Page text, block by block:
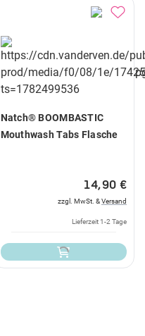
Natch® BOOMBASTIC
Mouthwash Tabs Flasche
14,90 €
zzgl. MwSt. &Versand
Lieferzeit 1-2 Tage